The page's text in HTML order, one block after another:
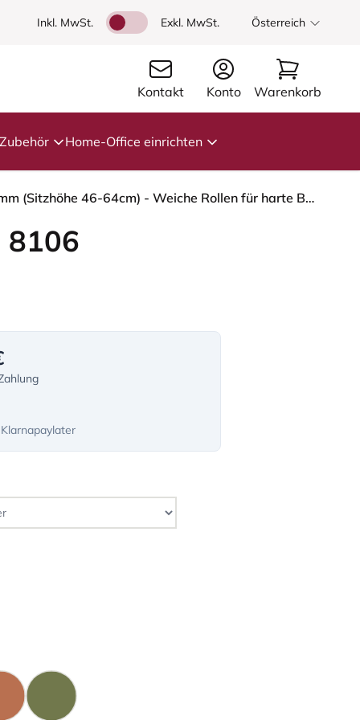
Inkl. MwSt. Exkl. MwSt. Österreich
Kontakt Konto Warenkorb
Zubehör Home-Office einrichten
HÅG Capisco 8106 - Elmosoft (Elmo) - Semi-Anilinleder - EL93068 - Dark brown - Schwarz - 200 mm (Sitzhöhe 46-64cm) - Weiche Rollen für harte Böden
8106